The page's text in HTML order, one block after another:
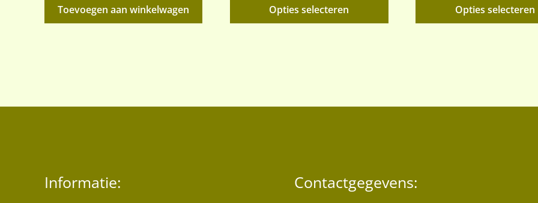
Toevoegen aan winkelwagen Opties selecteren
kan
productpagina
Opties selecteren
Informatie: Contactgegevens: